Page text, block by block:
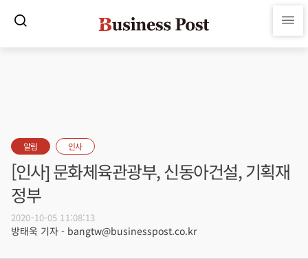
알림 인사
[인사] 문화체육관광부, 신동아건설, 기획재
정부
2020-10-05 11:08:13
방태욱 기자 - bangtw@businesspost.co.kr